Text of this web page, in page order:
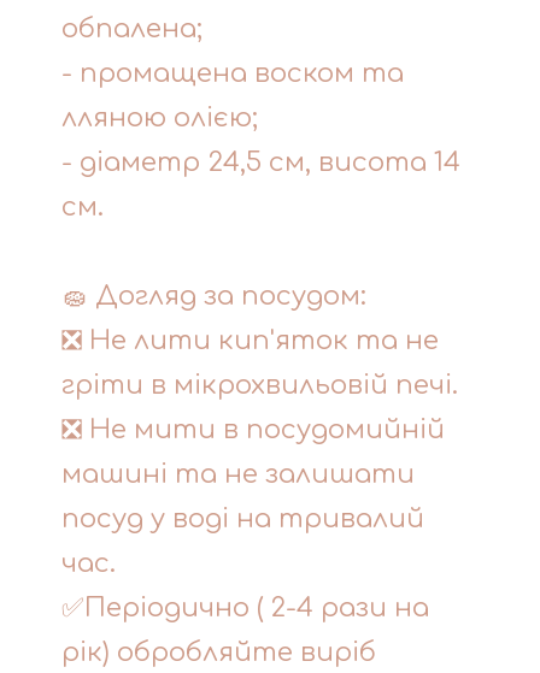
обпалена;
- промащена воском та
лляною олією;
- діаметр 24,5 см, висота 14
см.
🧽 Догляд за посудом:
❎ Не лити кип'яток та не
гріти в мікрохвильовій печі.
❎ Не мити в посудомийній
машині та не залишати
посуд у воді на тривалий
час.
✅Періодично ( 2-4 рази на
рік) обробляйте виріб